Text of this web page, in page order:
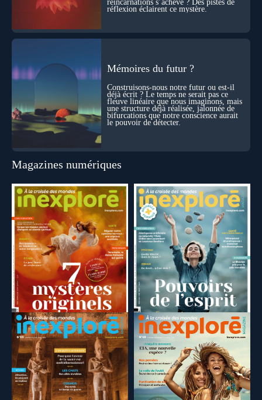
réincarnations s’achève ? Des pistes de
réflexion éclairent ce mystère.
Mémoires du futur ?
Construisons-nous notre futur ou est-il
déjà écrit ? Le temps ne serait pas ce
fleuve linéaire que nous imaginons, mais
une structure déjà réalisée, jalonnée de
bifurcations que notre conscience aurait
le pouvoir de détecter.
Magazines numériques